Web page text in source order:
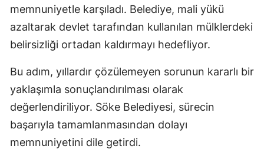
memnuniyetle karşıladı. Belediye, mali yükü
azaltarak devlet tarafından kullanılan mülklerdeki
belirsizliği ortadan kaldırmayı hedefliyor.
Bu adım, yıllardır çözülemeyen sorunun kararlı bir
yaklaşımla sonuçlandırılması olarak
değerlendiriliyor. Söke Belediyesi, sürecin
başarıyla tamamlanmasından dolayı
memnuniyetini dile getirdi.